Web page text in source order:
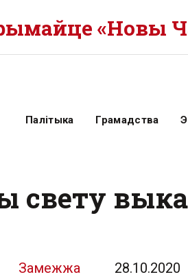
«Новы
Палітыка Грамадства
свету
Замежжа 28.10.2020